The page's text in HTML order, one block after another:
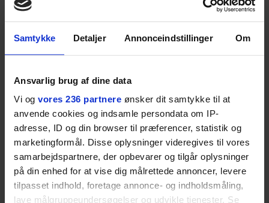
Samtykke Detaljer Annonceindstillinger Om
Ansvarlig brug af dine data
Vi og vores 236 partnere ønsker dit samtykke til at
anvende cookies og indsamle persondata om IP-
adresse, ID og din browser til præferencer, statistik og
marketingformål. Disse oplysninger videregives til vores
samarbejdspartnere, der opbevarer og tilgår oplysninger
på din enhed for at vise dig målrettede annoncer, levere
tilpasset indhold, foretage annonce- og indholdsmåling,
lave målgruppeundersøgelser og udvikle tjenester. Se
MENNESKER
Fra alkohol i
med pool i Nordsjælland: Nu
skal du høre sandheden om
Rasmus Seebach
I årevis sang han håbefulde
popsange om drengen, der
forelsker sig i pigen, farer vild i
nattens fristelser og alligevel
finder den lykkelige udgang. Nu,
efter 10 års albumpause, er den
rosenrøde forelskelse trådt i
54-
Torben
sit liv til
Mont
har han